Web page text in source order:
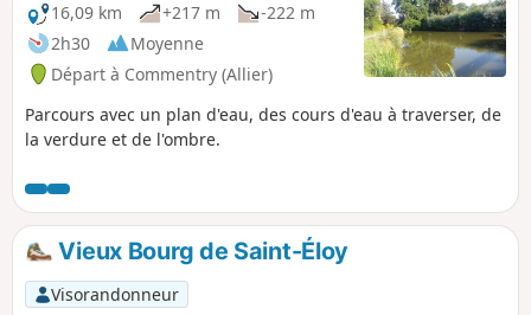
16,09 km
+217 m
-222 m
2h30
Moyenne
Départ à Commentry (Allier)
Parcours avec un plan d'eau, des cours d'eau à traverser, de
la verdure et de l'ombre.
Vieux Bourg de Saint-Éloy
Visorandonneur